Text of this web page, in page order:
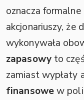
oznacza
akcjonariuszy, że
wykonywała
zapasowyto
zamiast wypłaty
finansowew